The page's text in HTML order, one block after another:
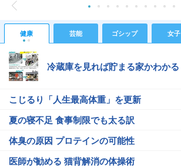
健康 芸能 ゴシップ 女子
冷蔵庫を見れば貯まる家かわかる
こじるり「人生最高体重」を更新
夏の寝不足 食事制限でも太る訳
体臭の原因 プロテインの可能性
医師が勧める 猫背解消の体操術